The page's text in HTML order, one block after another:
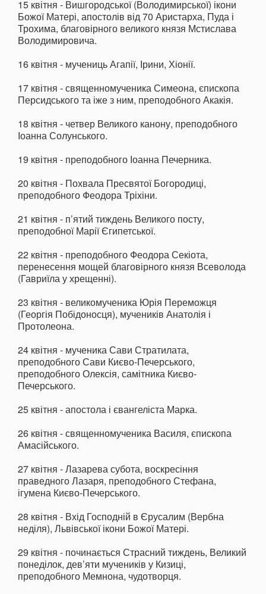
15 квітня - Вишгородської (Володимирської) ікони
Божої Матері, апостолів від 70 Аристарха, Пуда і
Трохима, благовірного великого князя Мстислава
Володимировича.
16 квітня - мучениць Агапії, Ірини, Хіонії.
17 квітня - священномученика Симеона, єпископа
Персидського та іже з ним, преподобного Акакія.
18 квітня - четвер Великого канону, преподобного
Іоанна Солунського.
19 квітня - преподобного Іоанна Печерника.
20 квітня - Похвала Пресвятої Богородиці,
преподобного Феодора Тріхіни.
21 квітня - п’ятий тиждень Великого посту,
преподобної Марії Єгипетської.
22 квітня - преподобного Феодора Секіота,
перенесення мощей благовірного князя Всеволода
(Гавриїла у хрещенні).
23 квітня - великомученика Юрія Переможця
(Георгія Побідоносця), мучеників Анатолія і
Протолеона.
24 квітня - мученика Сави Стратилата,
преподобного Сави Києво-Печерського,
преподобного Олексія, самітника Києво-
Печерського.
25 квітня - апостола і євангеліста Марка.
26 квітня - священномученика Василя, єпископа
Амасійського.
27 квітня - Лазарева субота, воскресіння
праведного Лазаря, преподобного Стефана,
ігумена Києво-Печерського.
28 квітня - Вхід Господній в Єрусалим (Вербна
неділя), Львівської ікони Божої Матері.
29 квітня - починається Страсний тиждень, Великий
понеділок, дев’яти мучеників у Кизиці,
преподобного Мемнона, чудотворця.